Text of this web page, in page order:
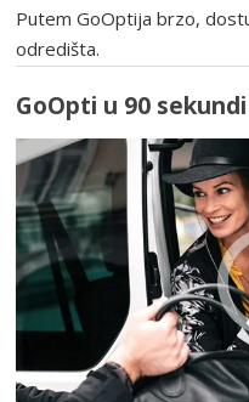
Putem GoOptija brzo,
odredišta.
GoOpti u 90 sekundi